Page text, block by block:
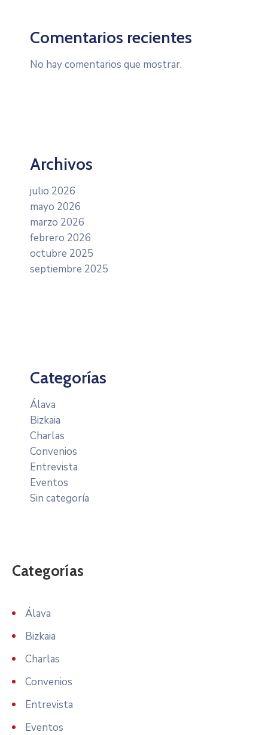
Comentarios recientes
No hay comentarios que mostrar.
Archivos
julio 2026
mayo 2026
marzo 2026
febrero 2026
octubre 2025
septiembre 2025
Categorías
Álava
Bizkaia
Charlas
Convenios
Entrevista
Eventos
Sin categoría
Categorías
Álava
Bizkaia
Charlas
Convenios
Entrevista
Eventos